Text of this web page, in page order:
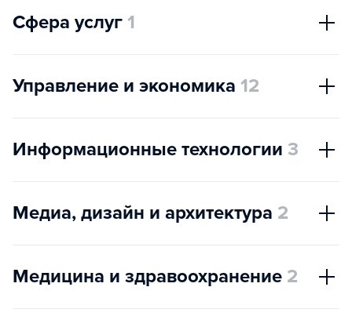
Сфера услуг 1
Управление и экономика 12
Информационные технологии 3
Медиа, дизайн и архитектура 2
Медицина и здравоохранение 2